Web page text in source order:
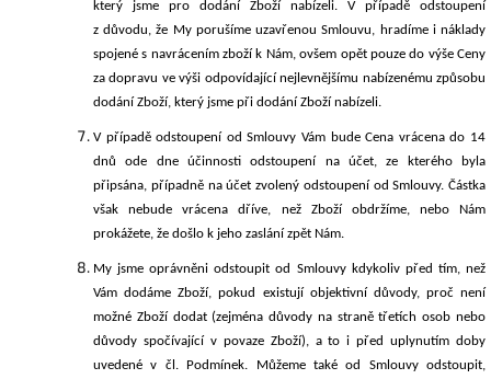
který jsme pro dodání Zboží nabízeli. V případě odstoupení
z důvodu, že My porušíme uzavřenou Smlouvu, hradíme i náklady
spojené s navrácením zboží k Nám, ovšem opět pouze do výše Ceny
za dopravu ve výši odpovídající nejlevnějšímu nabízenému způsobu
dodání Zboží, který jsme při dodání Zboží nabízeli.
V případě odstoupení od Smlouvy Vám bude Cena vrácena do 14
dnů ode dne účinnosti odstoupení na účet, ze kterého byla
připsána, případně na účet zvolený odstoupení od Smlouvy. Částka
však nebude vrácena dříve, než Zboží obdržíme, nebo Nám
prokážete, že došlo k jeho zaslání zpět Nám.
My jsme oprávněni odstoupit od Smlouvy kdykoliv před tím, než
Vám dodáme Zboží, pokud existují objektivní důvody, proč není
možné Zboží dodat (zejména důvody na straně třetích osob nebo
důvody spočívající v povaze Zboží), a to i před uplynutím doby
uvedené v čl. Podmínek. Můžeme také od Smlouvy odstoupit,